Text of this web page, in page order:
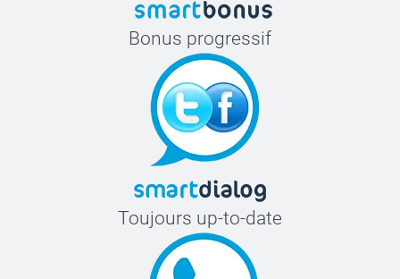
Bonus progressif
Toujours up-to-date